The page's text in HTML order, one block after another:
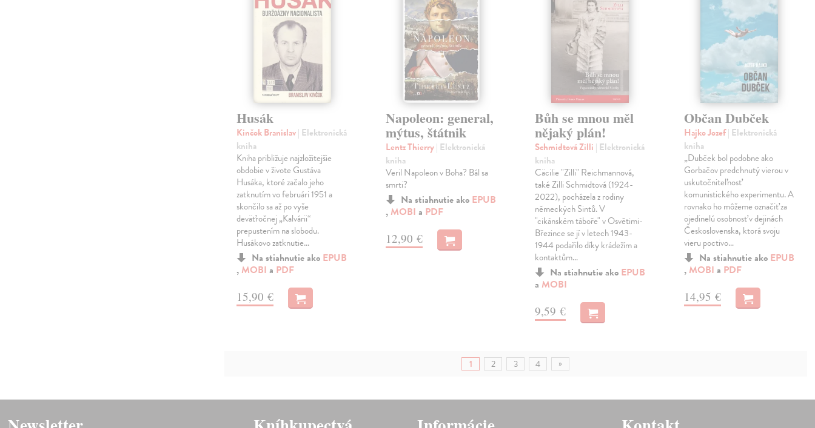
Husák
Kinčok Branislav| Elektronická
kniha
Kniha približuje najzložitejšie
obdobie v živote Gustáva
Husáka, ktoré začalo jeho
zatknutím vo februári 1951 a
skončilo sa až po vyše
deväťročnej „Kalvárii“
prepustením na slobodu.
Husákovo zatknutie…
Na stiahnutie ako EPUB
, MOBI a PDF
15,90 €
Napoleon: general,
mýtus, štátnik
Lentz Thierry| Elektronická
kniha
Veril Napoleon v Boha? Bál sa
smrti?
Na stiahnutie ako EPUB
, MOBI a PDF
12,90 €
Bůh se mnou měl
nějaký plán!
Schmidtová Zilli | Elektronická
kniha
Cäcilie "Zilli" Reichmannová,
také Zilli Schmidtová (1924-
2022), pocházela z rodiny
německých Sintů. V
"cikánském táboře" v Osvětimi-
Březince se jí v letech 1943-
1944 podařilo díky krádežím a
kontaktům…
Na stiahnutie ako EPUB
a MOBI
9,59 €
Občan Dubček
Hajko Jozef| Elektronická
kniha
„Dubček bol podobne ako
Gorbačov predchnutý vierou v
uskutočniteľnosť
komunistického experimentu. A
rovnako ho môžeme označiť za
ojedinelú osobnosť v dejinách
Československa, ktorá svoju
vieru poctivo…
Na stiahnutie ako EPUB
, MOBI a PDF
14,95 €
1 2 3 4 »